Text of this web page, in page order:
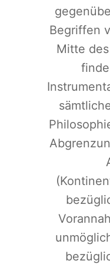
Begriffen
Mitte